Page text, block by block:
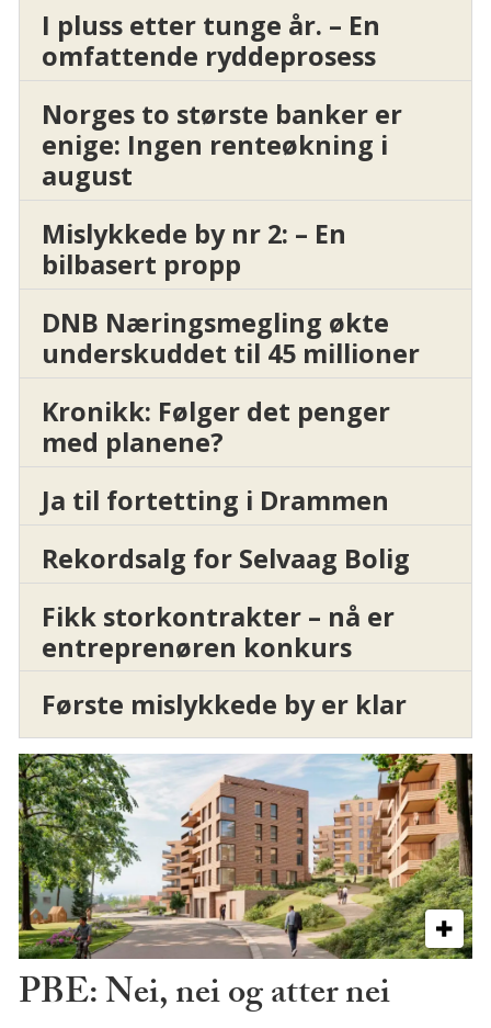
I pluss etter tunge år. – En
omfattende ryddeprosess
Norges to største banker er
enige: Ingen renteøkning i
august
Mislykkede by nr 2: – En
bilbasert propp
DNB Næringsmegling økte
underskuddet til 45 millioner
Kronikk: Følger det penger
med planene?
Ja til fortetting i Drammen
Rekordsalg for Selvaag Bolig
Fikk storkontrakter – nå er
entreprenøren konkurs
Første mislykkede by er klar
PBE: Nei, nei og atter nei